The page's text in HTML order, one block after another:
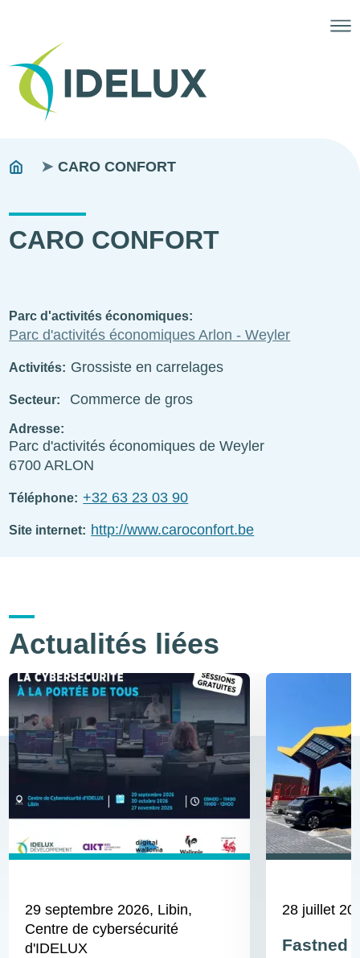
Fils
You
CARO CONFORT
CARO CONFORT
Parc d'activités économiques
Parc d'activités économiques Arlon - Weyler
Activités Grossiste en carrelages
Secteur Commerce de gros
Adresse
Parc d'activités économiques de Weyler
6700 ARLON
Téléphone +32 63 23 03 90
Site internet http://www.caroconfort.be
Actualités liées
29 septembre 2026, Libin,
Centre de cybersécurité
d'IDELUX
28 juillet
Fastned